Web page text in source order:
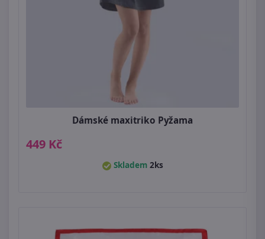
Dámské maxitriko Pyžama
449 Kč
Skladem 2ks